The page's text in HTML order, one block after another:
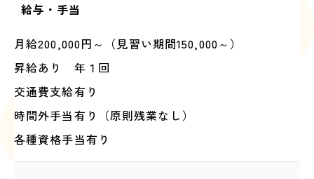
給与・手当
月給200,000円～（見習い期間150,000～）
昇給あり 年１回
交通費支給有り
時間外手当有り（原則残業なし）
各種資格手当有り